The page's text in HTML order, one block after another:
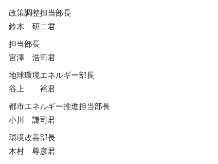
政策調整担当部長
鈴木 研二君
担当部長
宮澤 浩司君
地球環境エネルギー部長
谷上 裕君
都市エネルギー推進担当部長
小川 謙司君
環境改善部長
木村 尊彦君